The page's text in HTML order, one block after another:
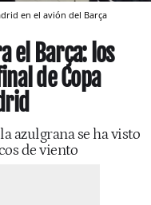
en el avión del Barça
el Barça: los
de Copa
azulgrana se ha visto
de viento